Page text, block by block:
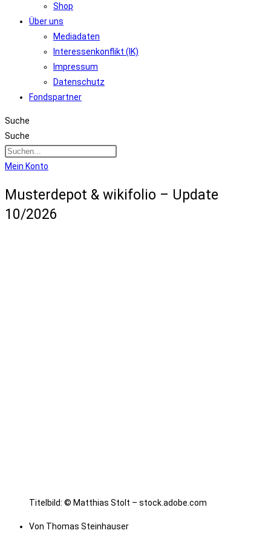
Shop
Über uns
Mediadaten
Interessenkonflikt (IK)
Impressum
Datenschutz
Fondspartner
Suche
Suche
Mein Konto
Musterdepot & wikifolio – Update
10/2026
Titelbild: © Matthias Stolt – stock.adobe.com
Von Thomas Steinhauser